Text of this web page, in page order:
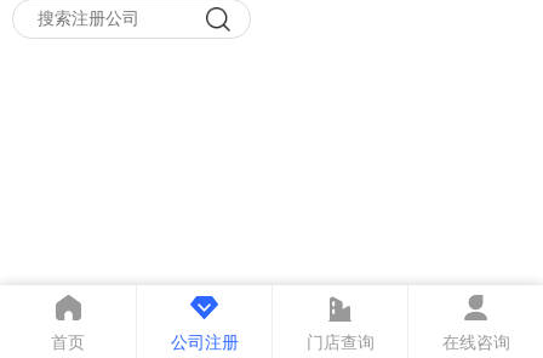
首页 公司注册 门店查询 在线咨询